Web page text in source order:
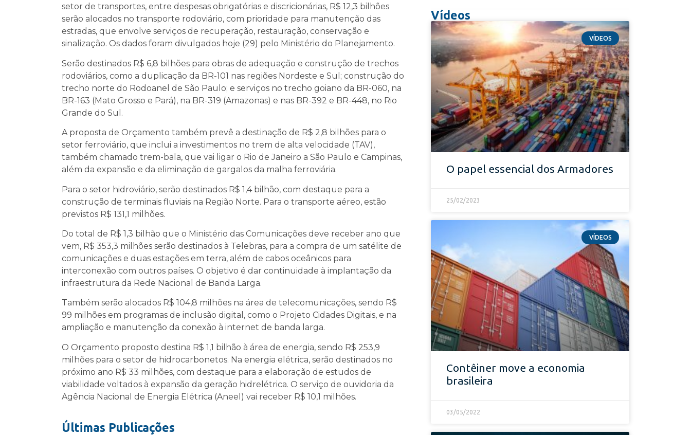
setor de transportes, entre despesas obrigatórias e discricionárias, R$ 12,3 bilhões
serão alocados no transporte rodoviário, com prioridade para manutenção das
estradas, que envolve serviços de recuperação, restauração, conservação e
sinalização. Os dados foram divulgados hoje (29) pelo Ministério do Planejamento.
Serão destinados R$ 6,8 bilhões para obras de adequação e construção de trechos
rodoviários, como a duplicação da BR-101 nas regiões Nordeste e Sul; construção do
trecho norte do Rodoanel de São Paulo; e serviços no trecho goiano da BR-060, na
BR-163 (Mato Grosso e Pará), na BR-319 (Amazonas) e nas BR-392 e BR-448, no Rio
Grande do Sul.
A proposta de Orçamento também prevê a destinação de R$ 2,8 bilhões para o
setor ferroviário, que inclui a investimentos no trem de alta velocidade (TAV),
também chamado trem-bala, que vai ligar o Rio de Janeiro a São Paulo e Campinas,
além da expansão e da eliminação de gargalos da malha ferroviária.
Para o setor hidroviário, serão destinados R$ 1,4 bilhão, com destaque para a
construção de terminais fluviais na Região Norte. Para o transporte aéreo, estão
previstos R$ 131,1 milhões.
Do total de R$ 1,3 bilhão que o Ministério das Comunicações deve receber ano que
vem, R$ 353,3 milhões serão destinados à Telebras, para a compra de um satélite de
comunicações e duas estações em terra, além de cabos oceânicos para
interconexão com outros países. O objetivo é dar continuidade à implantação da
infraestrutura da Rede Nacional de Banda Larga.
Também serão alocados R$ 104,8 milhões na área de telecomunicações, sendo R$
99 milhões em programas de inclusão digital, como o Projeto Cidades Digitais, e na
ampliação e manutenção da conexão à internet de banda larga.
O Orçamento proposto destina R$ 1,1 bilhão à área de energia, sendo R$ 253,9
milhões para o setor de hidrocarbonetos. Na energia elétrica, serão destinados no
próximo ano R$ 33 milhões, com destaque para a elaboração de estudos de
viabilidade voltados à expansão da geração hidrelétrica. O serviço de ouvidoria da
Agência Nacional de Energia Elétrica (Aneel) vai receber R$ 10,1 milhões.
Últimas Publicações
Vídeos
VÍDEOS
O papel essencial dos Armadores
25/02/2023
VÍDEOS
Contêiner move a economia
brasileira
03/05/2022